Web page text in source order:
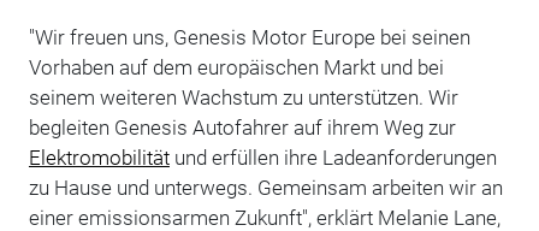
"Wir freuen uns, Genesis Motor Europe bei seinen
Vorhaben auf dem europäischen Markt und bei
seinem weiteren Wachstum zu unterstützen. Wir
begleiten Genesis Autofahrer auf ihrem Weg zur
Elektromobilitätund erfüllen ihre Ladeanforderungen
zu Hause und unterwegs. Gemeinsam arbeiten wir an
einer emissionsarmen Zukunft", erklärt Melanie Lane,